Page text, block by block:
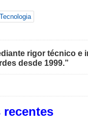
Tecnologia
rigor técnico e
desde 1999.”
recentes